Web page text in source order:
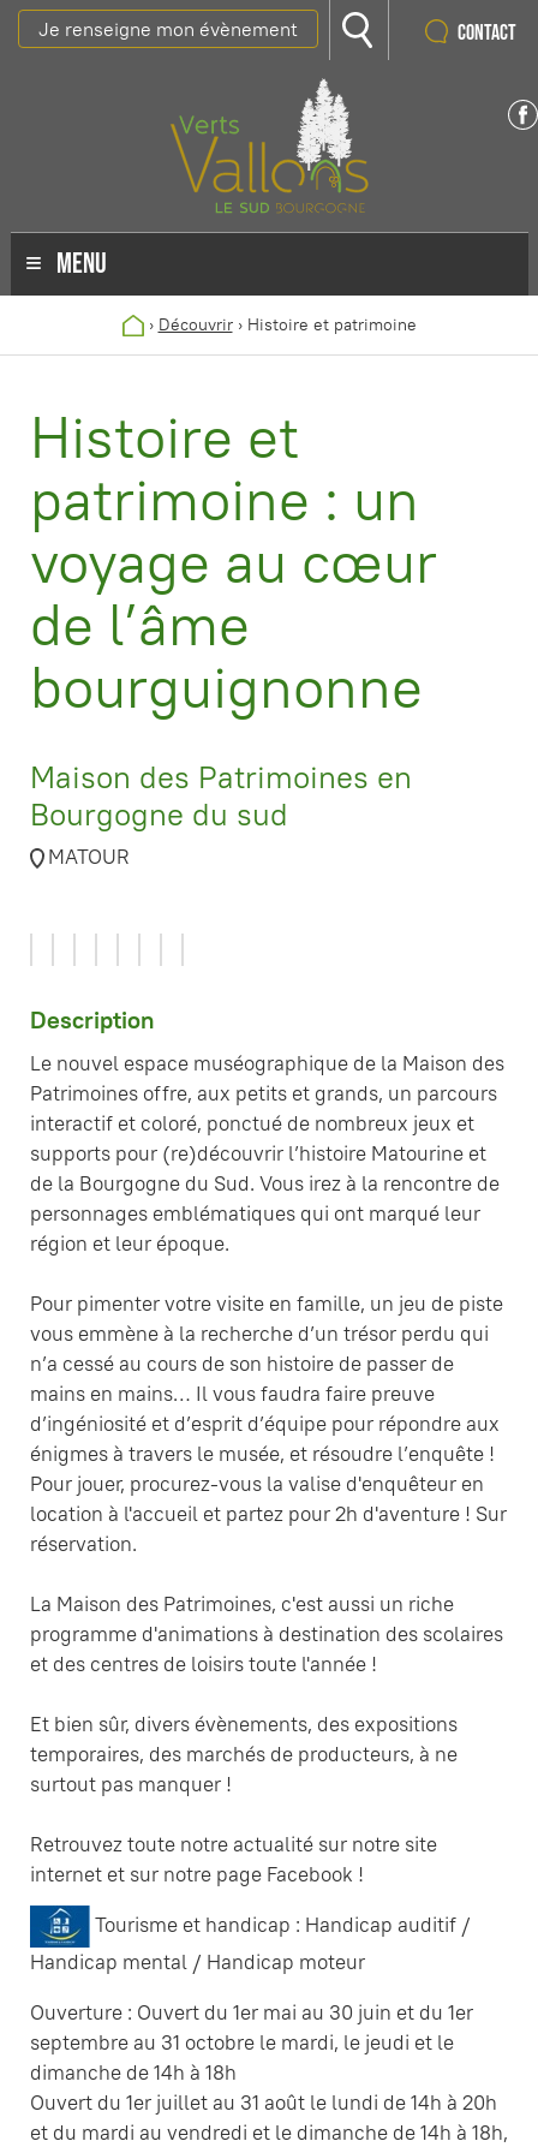
Je renseigne mon évènement Contact
MENU
› Découvrir› Histoire et patrimoine
Histoire et
patrimoine : un
voyage au cœur
de l’âme
bourguignonne
Maison des Patrimoines en
Bourgogne du sud
MATOUR
Description
Le nouvel espace muséographique de la Maison des
Patrimoines offre, aux petits et grands, un parcours
interactif et coloré, ponctué de nombreux jeux et
supports pour (re)découvrir l’histoire Matourine et
de la Bourgogne du Sud. Vous irez à la rencontre de
personnages emblématiques qui ont marqué leur
région et leur époque.
Pour pimenter votre visite en famille, un jeu de piste
vous emmène à la recherche d’un trésor perdu qui
n’a cessé au cours de son histoire de passer de
mains en mains… Il vous faudra faire preuve
d’ingéniosité et d’esprit d’équipe pour répondre aux
énigmes à travers le musée, et résoudre l’enquête !
Pour jouer, procurez-vous la valise d'enquêteur en
location à l'accueil et partez pour 2h d'aventure ! Sur
réservation.
La Maison des Patrimoines, c'est aussi un riche
programme d'animations à destination des scolaires
et des centres de loisirs toute l'année !
Et bien sûr, divers évènements, des expositions
temporaires, des marchés de producteurs, à ne
surtout pas manquer !
Retrouvez toute notre actualité sur notre site
internet et sur notre page Facebook !
Tourisme et handicap : Handicap auditif /
Handicap mental / Handicap moteur
Ouverture : Ouvert du 1er mai au 30 juin et du 1er
septembre au 31 octobre le mardi, le jeudi et le
dimanche de 14h à 18h
Ouvert du 1er juillet au 31 août le lundi de 14h à 20h
et du mardi au vendredi et le dimanche de 14h à 18h,